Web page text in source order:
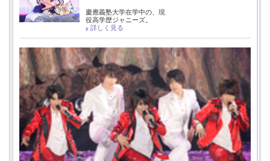
慶應義塾大学在学中の、現
役高学歴ジャニーズ。
詳しく見る